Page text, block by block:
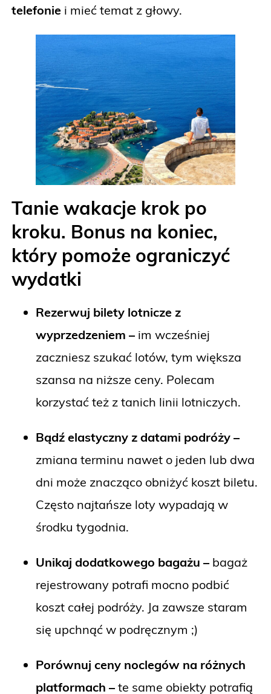
telefonie i mieć temat z głowy.
Tanie wakacje krok po
kroku. Bonus na koniec,
który pomoże ograniczyć
wydatki
Rezerwuj bilety lotnicze z
wyprzedzeniem – im wcześniej
zaczniesz szukać lotów, tym większa
szansa na niższe ceny. Polecam
korzystać też z tanich linii lotniczych.
Bądź elastyczny z datami podróży –
zmiana terminu nawet o jeden lub dwa
dni może znacząco obniżyć koszt biletu.
Często najtańsze loty wypadają w
środku tygodnia.
Unikaj dodatkowego bagażu – bagaż
rejestrowany potrafi mocno podbić
koszt całej podróży. Ja zawsze staram
się upchnąć w podręcznym ;)
Porównuj ceny noclegów na różnych
platformach – te same obiekty potrafią